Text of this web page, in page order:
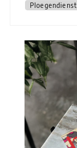
Ploegendienst